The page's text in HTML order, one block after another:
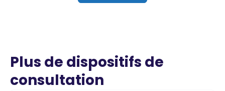
Plus de dispositifs de
consultation